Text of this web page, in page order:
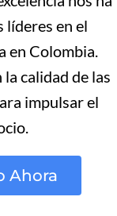
líderes en el
en Colombia.
calidad de las
impulsar el
Ahora